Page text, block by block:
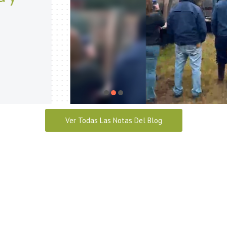
Seguridad y Salud en el
abril 28, 2026
Ver Todas Las Notas Del Blog